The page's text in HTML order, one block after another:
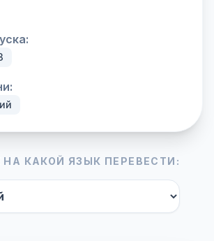
НА КАКОЙ ЯЗЫК ПЕРЕВЕСТИ: